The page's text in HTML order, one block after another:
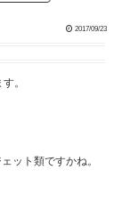
2017/09/23
。
ット類ですかね。